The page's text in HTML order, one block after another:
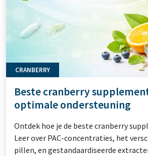
CRANBERRY
Beste cranberry
optimale ondersteuning
Ontdek hoe je de beste cranberry
Leer over PAC-concentraties, het
pillen, en gestandaardiseerde